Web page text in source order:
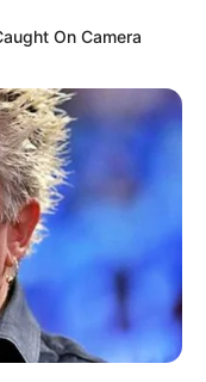
Ein kleiner Tierpark,
Tiere gehalten
betriebene Park
Informationen
Arche_Noah Kl
großzügig
mit Innen-
25-Meter-
33°C warmen
www.wendlandth
On Camera